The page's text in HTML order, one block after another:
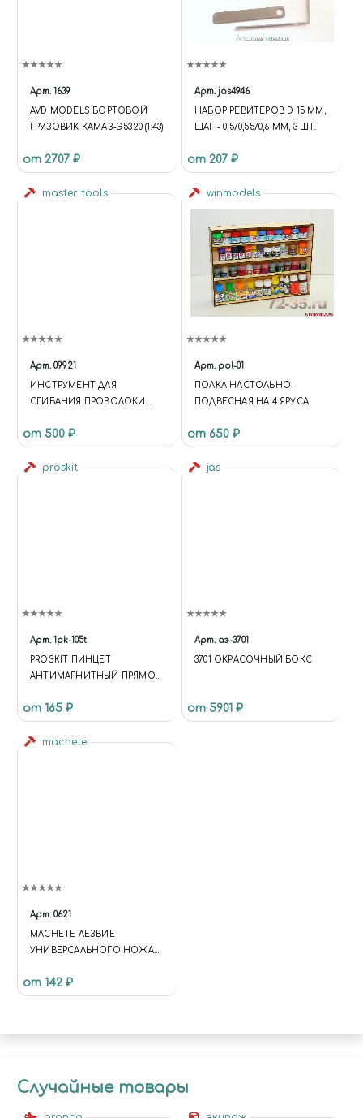
Арт. 1639
AVD MODELS БОРТОВОЙ
ГРУЗОВИК КАМАЗ-Э5320 (1:43)
от 2707 ₽
Арт. jas4946
НАБОР РЕВИТЕРОВ D 15 ММ,
ШАГ - 0,5/0,55/0,6 ММ, 3 ШТ.
от 207 ₽
master tools
Арт. 09921
ИНСТРУМЕНТ ДЛЯ
СГИБАНИЯ ПРОВОЛОКИ
от 500 ₽
winmodels
Арт. pol-01
ПОЛКА НАСТОЛЬНО-
ПОДВЕСНАЯ НА 4 ЯРУСА
от 650 ₽
proskit
Арт. 1pk-105t
PROSKIT ПИНЦЕТ
АНТИМАГНИТНЫЙ ПРЯМОЙ,
от 165 ₽
jas
Арт. аэ-3701
3701 ОКРАСОЧНЫЙ БОКС
от 5901 ₽
machete
Арт. 0621
MACHETE ЛЕЗВИЕ
УНИВЕРСАЛЬНОГО НОЖА
от 142 ₽
Случайные товары